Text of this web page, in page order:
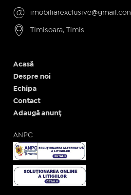
imobiliarexclusive@gmail.con
Timisoara, Timis
Acasă
Despre noi
Echipa
Contact
Adaugă anunț
ANPC